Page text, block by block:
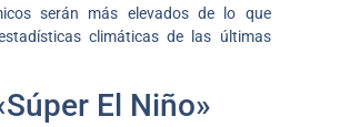
serán más elevados de lo que
climáticas de las últimas
El Niño»